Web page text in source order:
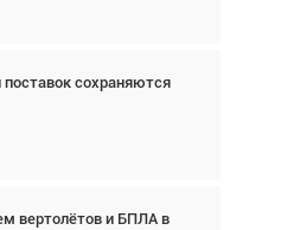
сохраняются
вертолётов и БПЛА в
трафик
Подходите к